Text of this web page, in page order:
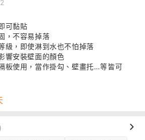
可黏貼
，不容易掉落
級，即使淋到水也不怕掉落
響安裝壁面的顏色
板使用，當作掛勾、壁畫托…等皆可